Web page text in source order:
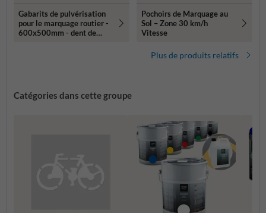
Gabarits de pulvérisation
pour le marquage routier -
600x500mm - dent de
Pochoirs de Marquage au
Sol – Zone 30 km/h
Vitesse
Plus de produits relatifs
Catégories dans cette groupe